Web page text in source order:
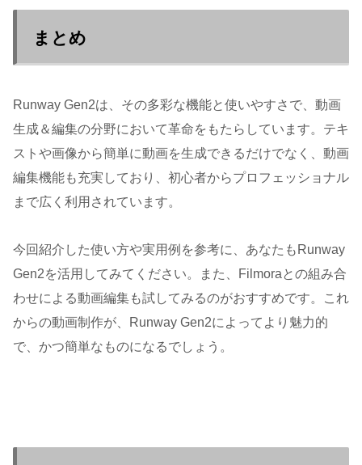
まとめ
Runway Gen2は、その多彩な機能と使いやすさで、動画
生成＆編集の分野において革命をもたらしています。テキ
ストや画像から簡単に動画を生成できるだけでなく、動画
編集機能も充実しており、初心者からプロフェッショナル
まで広く利用されています。
今回紹介した使い方や実用例を参考に、あなたもRunway
Gen2を活用してみてください。また、Filmoraとの組み合
わせによる動画編集も試してみるのがおすすめです。これ
からの動画制作が、Runway Gen2によってより魅力的
で、かつ簡単なものになるでしょう。